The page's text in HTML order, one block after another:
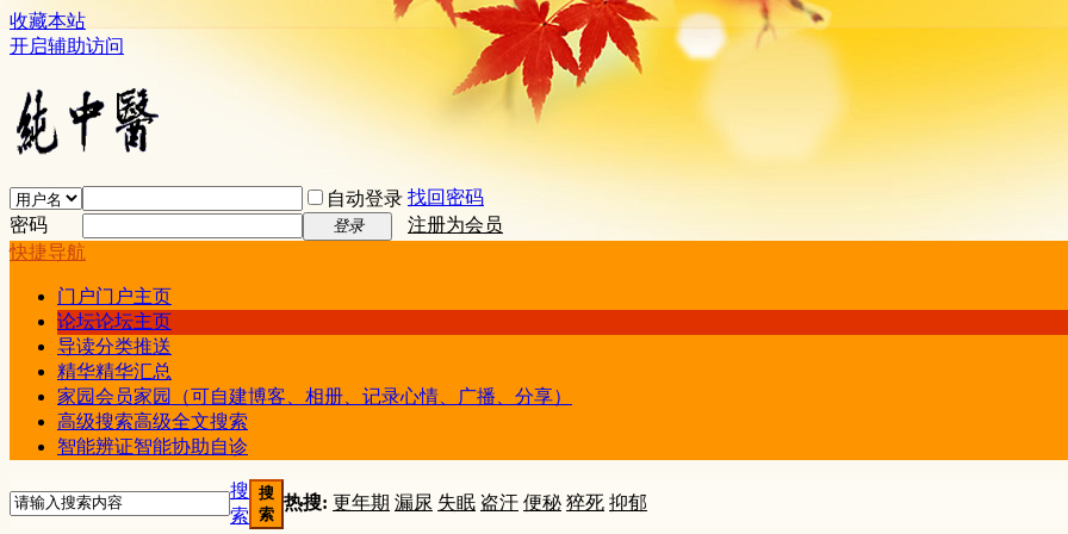
收藏本站
开启辅助访问
自动登录 找回密码
密码
登录
注册为会员
快捷导航
门户门户主页
论坛论坛主页
导读分类推送
精华精华汇总
家园会员家园（可自建博客、相册、记录心情、广播、分享）
高级搜索高级全文搜索
智能辨证智能协助自诊
搜
索
搜
索
热搜: 更年期 漏尿 失眠 盗汗 便秘 猝死 抑郁